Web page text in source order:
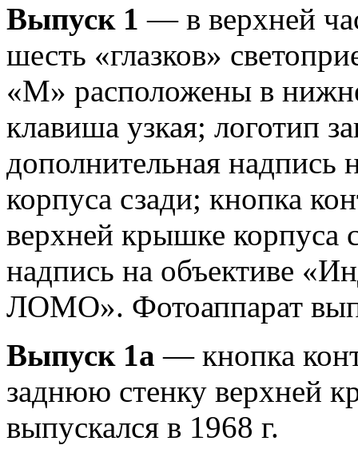
Выпуск 1 — в верхней
шесть «глазков»
«М» расположены в
клавиша узкая; логотип
дополнительная надпись
корпуса сзади; кнопка
верхней крышке корпуса
надпись на объективе
ЛОМО». Фотоаппарат
Выпуск 1а — кнопка
заднюю стенку верхней
выпускался в 1968 г.